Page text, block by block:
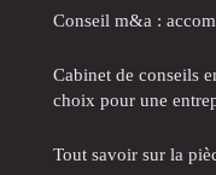
Conseil m&a :
Cabinet de conseils
choix pour une
Tout savoir sur la